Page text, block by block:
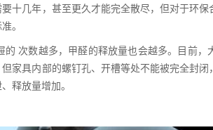
十几年，甚至更久才能完全散尽，但对于环保
。
次数越多，甲醛的释放量也会越多。目前，
家具内部的螺钉孔、开槽等处不能被完全封闭
释放量增加。